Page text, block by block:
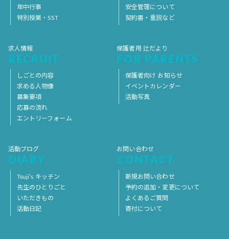
年中行事
特別授業・SST
安全管理について
契約書・重説など
求人情報
RECRUIT
しごとの内容
求める人物像
募集要項
応募の流れ
エントリーフォーム
保護者用 辻だより
FOR PARENTS
保護者向け お知らせ
イベントカレンダー
活動写真
活動ブログ
DIARY
Tsuji’s キッチン
先生のひとりごと
いただきもの
活動日記
お問い合わせ
CONTACT
新規お問い合わせ
予約の追加・変更について
よくあるご質問
寄付について